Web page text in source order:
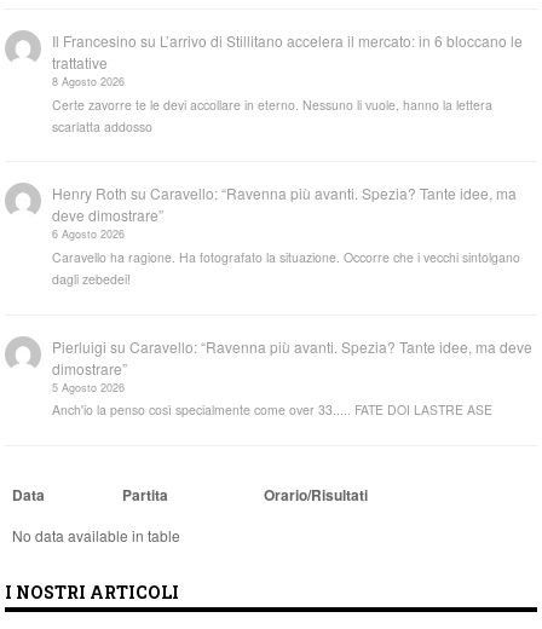
Il Francesino su L’arrivo di Stillitano accelera il mercato: in 6 bloccano le
trattative
8 Agosto 2026
Certe zavorre te le devi accollare in eterno. Nessuno li vuole, hanno la lettera
scarlatta addosso
Henry Roth suCaravello: “Ravenna più avanti. Spezia? Tante idee, ma
deve dimostrare”
6 Agosto 2026
Caravello ha ragione. Ha fotografato la situazione. Occorre che i vecchi sintolgano
dagli zebedei!
Pierluigi suCaravello: “Ravenna più avanti. Spezia? Tante idee, ma deve
dimostrare”
5 Agosto 2026
Anch'io la penso così specialmente come over 33..... FATE DOI LASTRE ASE
Data Partita Orario/Risultati
No data available in table
I NOSTRI ARTICOLI